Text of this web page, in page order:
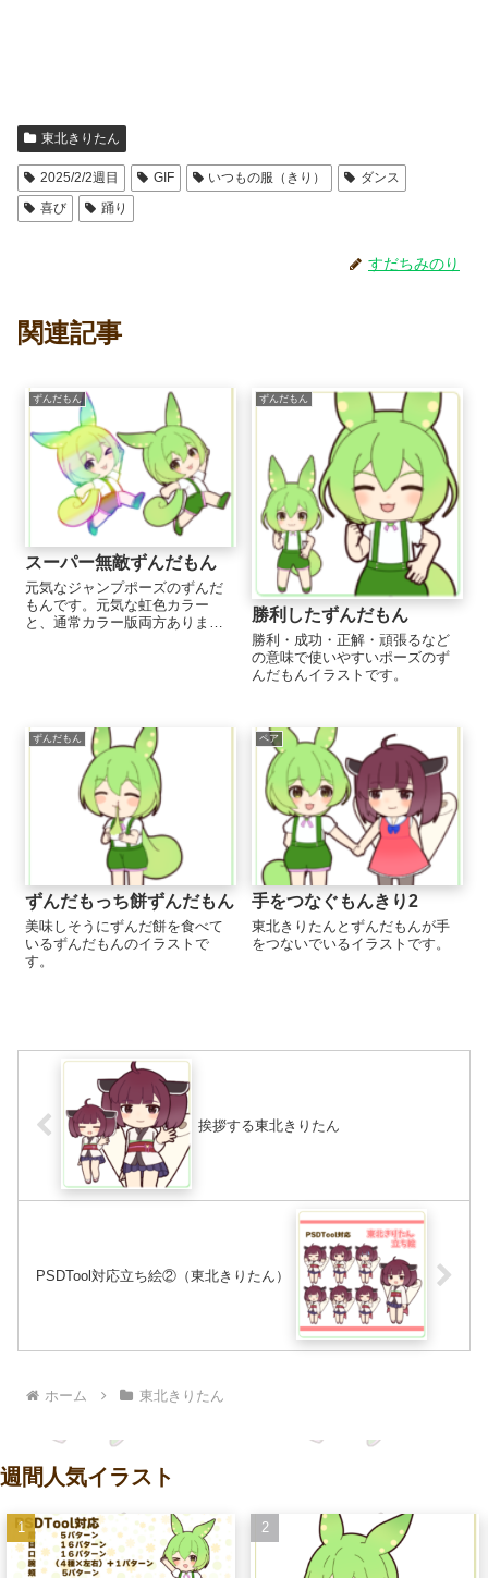
東北きりたん
2025/2/2週目 GIF いつもの服（きり）
ダンス
喜び
踊り
すだちみのり
関連記事
ずんだもん
スーパー無敵ずんだもん
元気なジャンプポーズのずんだ
もんです。元気な虹色カラー
と、通常カラー版両方ありま
ずんだもん
勝利したずんだもん
勝利・成功・正解・頑張るなど
の意味で使いやすいポーズのず
んだもんイラストです。
ずんだもん
ずんだもっち餅ずんだもん
美味しそうにずんだ餅を食べて
いるずんだもんのイラストで
す。
ペア
手をつなぐもんきり2
東北きりたんとずんだもんが手
をつないでいるイラストです。
挨拶する東北きりたん
PSDTool対応立ち絵②（東北きりたん）
ホーム 東北きりたん
週間人気イラスト